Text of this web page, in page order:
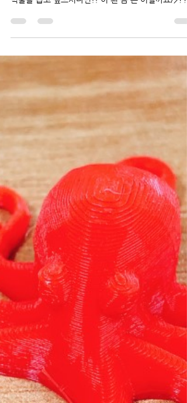
2021년 7월 23일
1분 분량
흰곰
안녕하세요~ 유씨드입니다! 오늘은 흰 곰을 출력해
았습니다 ㅎㅎ 3D 프린터로 입체감있고 바디감있는
력물을 뽑고 싶으시다면!! 이 흰 곰 은 어떨까요/>???
곰 앞모습입니다~ 여러분!!!!! 뒷 배경에 뭐가 보이시
나요?? ㅎㅎ 그동안 여러...